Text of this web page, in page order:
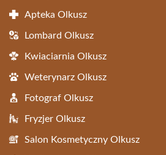
Apteka Olkusz
Lombard Olkusz
Kwiaciarnia Olkusz
Weterynarz Olkusz
Fotograf Olkusz
Fryzjer Olkusz
Salon Kosmetyczny Olkusz